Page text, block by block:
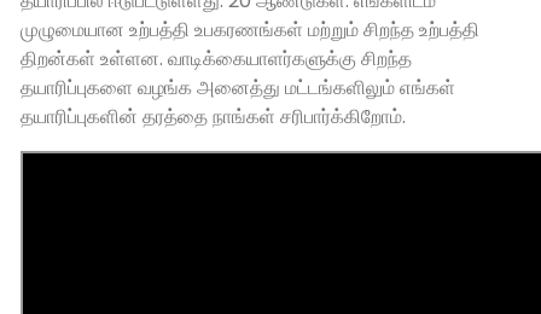
முழுமையான உற்பத்தி உபகரணங்கள் மற்றும் சிறந்த உற்பத்தி
திறன்கள் உள்ளன. வாடிக்கையாளர்களுக்கு சிறந்த
தயாரிப்புகளை வழங்க அனைத்து மட்டங்களிலும் எங்கள்
தயாரிப்புகளின் தரத்தை நாங்கள் சரிபார்க்கிறோம்.